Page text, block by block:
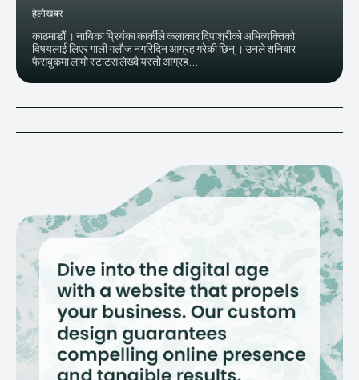
हेलाेखबर
काठमाडौं । नायिका प्रियंका कार्कीले कलाकार दिपाश्रीको अभिव्यक्तिको
विषयलाई लिएर गाली गलौज नगरिदिन आग्रह गरेकी छिन् । उनले शनिबार
फेसबुकमा लामो स्टाटस लेख्दै यस्तो आग्रह...